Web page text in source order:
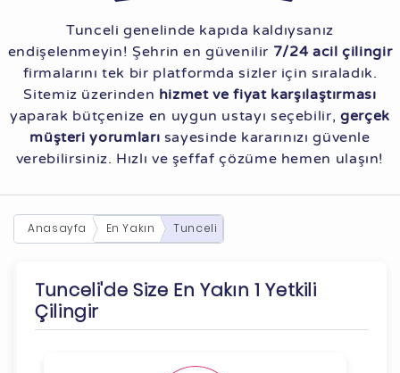
Tunceli genelinde kapıda kaldıysanız
endişelenmeyin! Şehrin en güvenilir 7/24 acil çilingir
firmalarını tek bir platformda sizler için sıraladık.
Sitemiz üzerinden hizmet ve fiyat karşılaştırması
yaparak bütçenize en uygun ustayı seçebilir, gerçek
müşteri yorumları sayesinde kararınızı güvenle
verebilirsiniz. Hızlı ve şeffaf çözüme hemen ulaşın!
Anasayfa En Yakın Tunceli
Tunceli'de Size En Yakın 1 Yetkili
Çilingir